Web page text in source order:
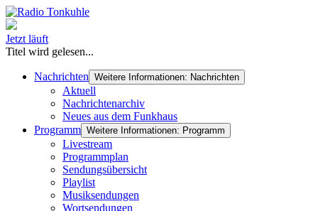
Jetzt läuft
Titel wird gelesen...
Nachrichten Weitere Informationen: Nachrichten
Aktuell
Nachrichtenarchiv
Neues aus dem Funkhaus
Programm Weitere Informationen: Programm
Livestream
Programmplan
Sendungsübersicht
Playlist
Musiksendungen
Wortsendungen